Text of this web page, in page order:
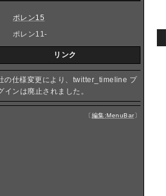
ポレン15
ポレン11-
リンク
の仕様変更により、twitter_timeline プ
インは廃止されました。
〔編集:MenuBar〕